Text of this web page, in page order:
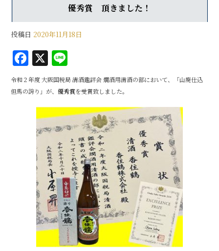
優秀賞 頂きました！
投稿日 2020年11月18日
F
a
c
e
b
o
o
k
X
n
e
令和２年度 大阪国税局 清酒鑑評会 燗酒用清酒の部において、「山廃仕込
但馬の誇り」が、優秀賞を受賞致しました。